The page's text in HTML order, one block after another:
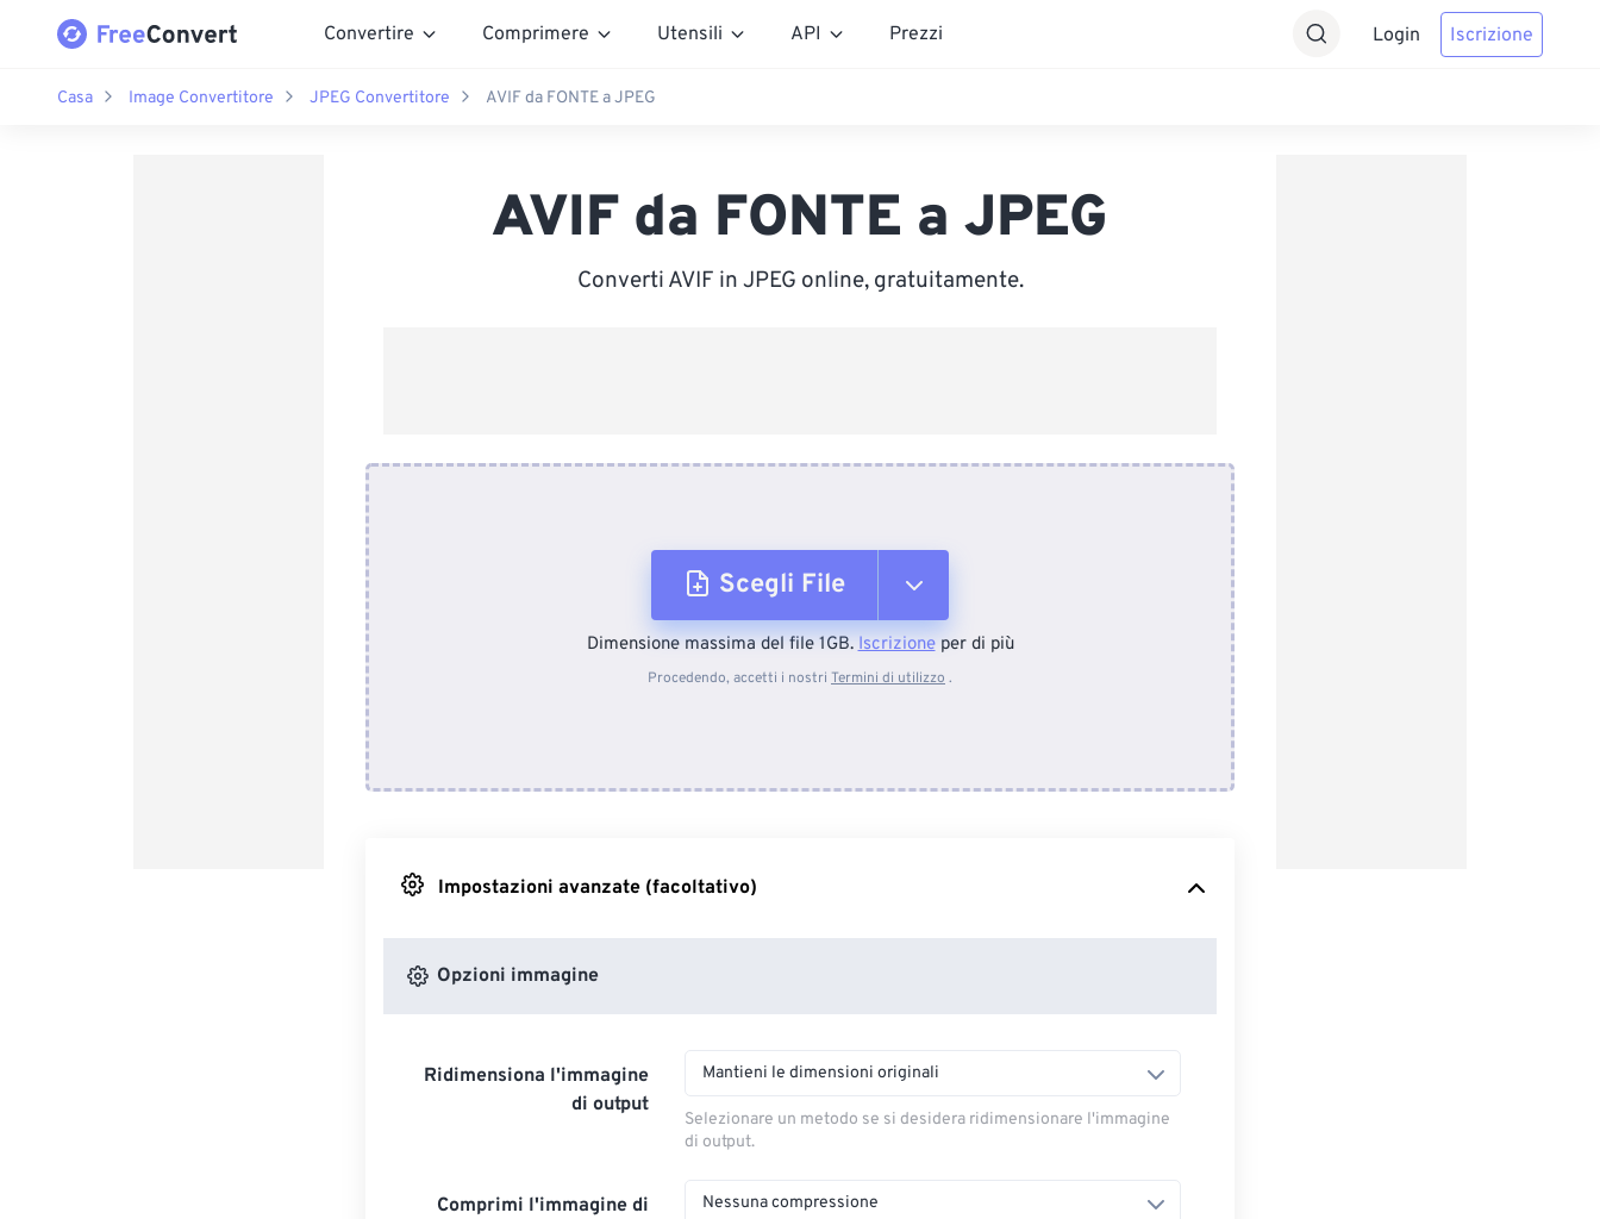
Convertire Comprimere Utensili API Prezzi Login Iscrizione
Casa Image Convertitore JPEG Convertitore AVIF da FONTE a JPEG
AVIF da FONTE a JPEG
Converti AVIF in JPEG online, gratuitamente.
Scegli File
Dal dispositivo
Dimensione massima del file 1GB.Iscrizioneper di più
Procedendo, accetti i nostri Termini di utilizzo .
Impostazioni avanzate (facoltativo)
Opzioni immagine
Ridimensiona l'immagine
di output
Mantieni le dimensioni originali
Selezionare un metodo se si desidera ridimensionare l'immagine
di output.
Comprimi l'immagine di
Nessuna compressione